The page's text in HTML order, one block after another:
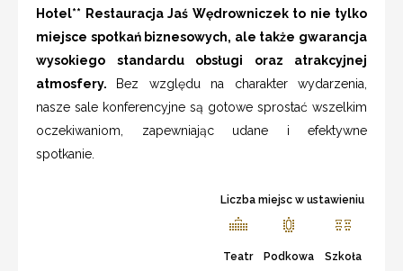
Hotel** Restauracja Jaś Wędrowniczek to nie tylko
miejsce spotkań biznesowych, ale także gwarancja
wysokiego standardu obsługi oraz atrakcyjnej
atmosfery. Bez względu na charakter wydarzenia,
nasze sale konferencyjne są gotowe sprostać wszelkim
oczekiwaniom, zapewniając udane i efektywne
spotkanie.
Liczba miejsc w ustawieniu
Teatr Podkowa Szkoła